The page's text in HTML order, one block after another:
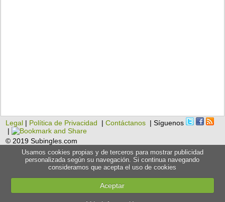
Legal | Política de Privacidad |Contáctanos | Síguenos
|
© 2019 Subingles.com
Usamos cookies propias y de terceros para mostrar publicidad
personalizada según su navegación. Si continua navegando
consideramos que acepta el uso de cookies
Aceptar